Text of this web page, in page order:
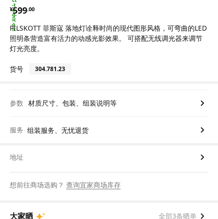
¥599.00
¥ 599.00
PILSKOTT 菲斯寇 落地灯诠释时尚的现代图形风格，可弯曲的LED
照明条营造富有活力的动感光影效果。 可搭配无线调光器来调节
灯光亮度。
货号 304.781.23
参数 材质尺寸、包装、组装说明等
服务 组装服务、无忧退货
地址
想前往商场选购？ 查询宜家商场库存
大家晒 全部3条晒单